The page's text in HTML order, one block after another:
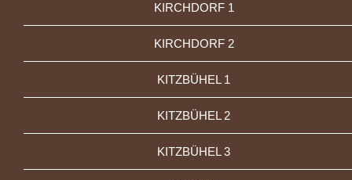
KIRCHDORF 1
KIRCHDORF 2
KITZBÜHEL 1
KITZBÜHEL 2
KITZBÜHEL 3